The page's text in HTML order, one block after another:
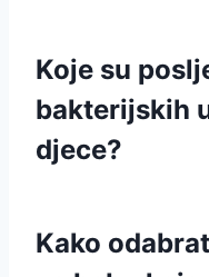
Koje su
bakterijskih
djece?
Kako